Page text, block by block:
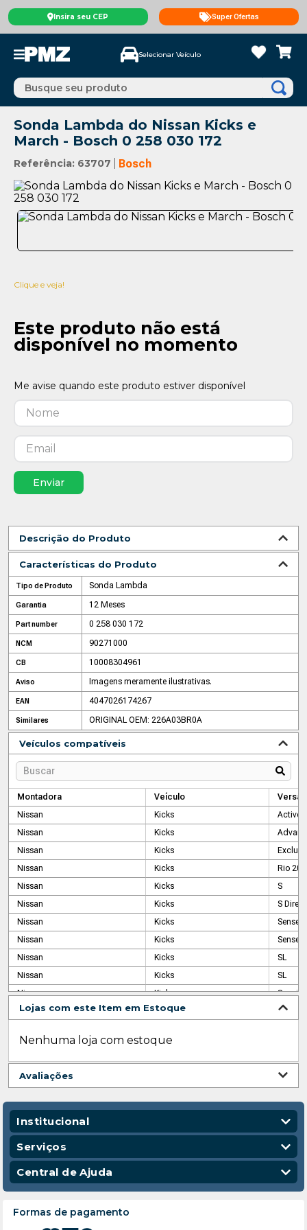
Insira seu CEP Super Ofertas
Selecionar Veículo
Busque seu produto
Sonda Lambda do Nissan Kicks e
March - Bosch 0 258 030 172
Referência: 63707 Bosch
Clique e veja!
Este produto não está
disponível no momento
Enviar
Descrição do Produto
Características do Produto
Tipo de Produto Sonda Lambda
Garantia 12 Meses
Part number 0 258 030 172
NCM 90271000
CB 10008304961
Aviso Imagens meramente ilustrativas.
EAN 4047026174267
Similares ORIGINAL OEM: 226A03BR0A
Veículos compatíveis
Montadora Veículo
Versão
Nissan
Kicks
Active
Nissan
Kicks
Nissan
Kicks
Nissan
Kicks
Rio
Nissan
Kicks
S
Nissan
Kicks
S Direct
Nissan
Kicks
Sense
Nissan
Kicks
Sense
Nissan
Kicks
SL
Nissan
Kicks
SL
Nissan
Kicks
Nissan
Kicks
SV
Nissan
Kicks
Nissan
March
Actvive
Nissan
March
S
Nissan
SV
Lojas com este Item em Estoque
Nenhuma loja com estoque
Avaliações
Institucional
Quem Somos
Nossas Lojas
Código de Conduta
Serviços
Vendas Corporativas
Entregas
Central de Ajuda
Política de Privacidade
Política de Troca e Devolução
Política de Frete e Entrega
Formas de pagamento